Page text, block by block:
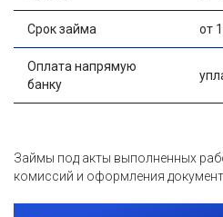
Срок займа от
Оплата напрямую
банку
Займы под акты выполненных
комиссий и оформления